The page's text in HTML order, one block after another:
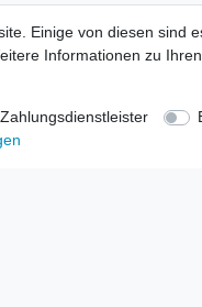
Informationen
Händlerbund -
Produkt-
Über uns
Einige von diesen sind
Informationen zu
Zahlungsdienstleister